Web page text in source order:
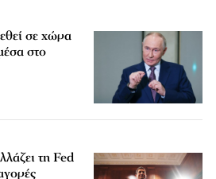
σε χώρα
στο
τη Fed